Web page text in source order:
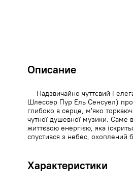
Описание
Надзвичайно чуттєвий і
Шлессер Пур Ель Сенсуел)
глибоко в серце, м'яко
чутної душевної музики. Саме
життєвою енергією, яка
спустився з небес, охоплений
Характеристики